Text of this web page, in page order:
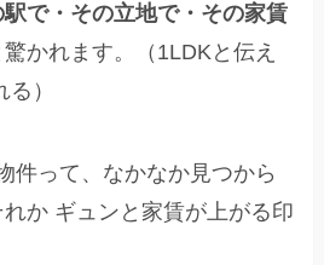
駅で・その立地で・その家賃
驚かれます。（1LDKと伝え
）
件って、なかなか見つから
か ギュンと家賃が上がる印